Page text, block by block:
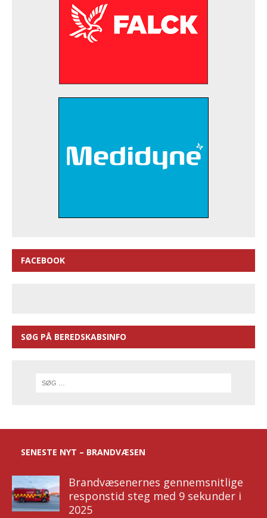
FACEBOOK
SØG PÅ BEREDSKABSINFO
SENESTE NYT – BRANDVÆSEN
Brandvæsenernes gennemsnitlige
responstid steg med 9 sekunder i
2025